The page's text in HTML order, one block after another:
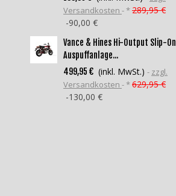
Versandkosten
*289,95 €
-90,00 €
Vance & Hines Hi-Output Slip-On
Auspuffanlage...
499,95 € (inkl. MwSt.)
zzgl.
Versandkosten
*629,95 €
-130,00 €